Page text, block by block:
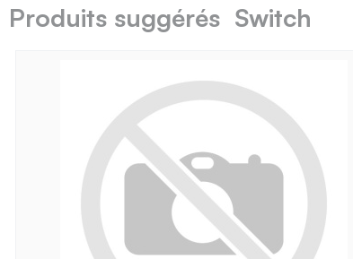
Produits suggérés Switch